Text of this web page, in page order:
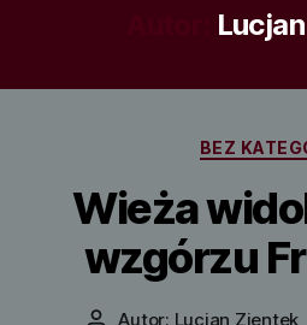
BEZ
Wieża
wzgórzu
AutorAutor: Lucjan Zientek